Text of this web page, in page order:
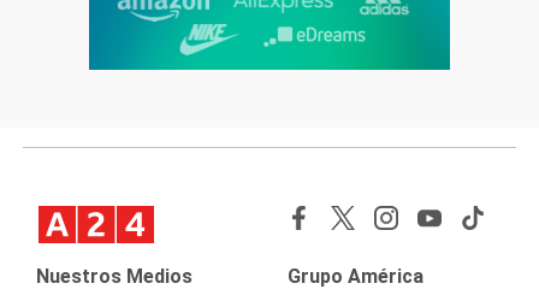
Nuestros Medios Grupo América